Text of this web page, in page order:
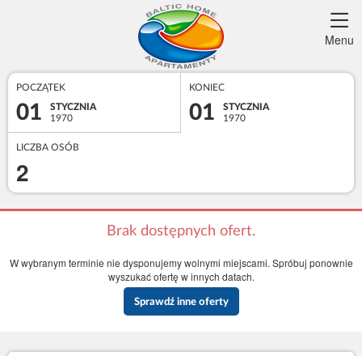
Menu
POCZĄTEK
01
STYCZNIA
1970
KONIEC
01
STYCZNIA
1970
LICZBA OSÓB
2
Brak dostępnych ofert.
W wybranym terminie nie dysponujemy wolnymi miejscami. Spróbuj ponownie
wyszukać ofertę w innych datach.
Sprawdź inne oferty